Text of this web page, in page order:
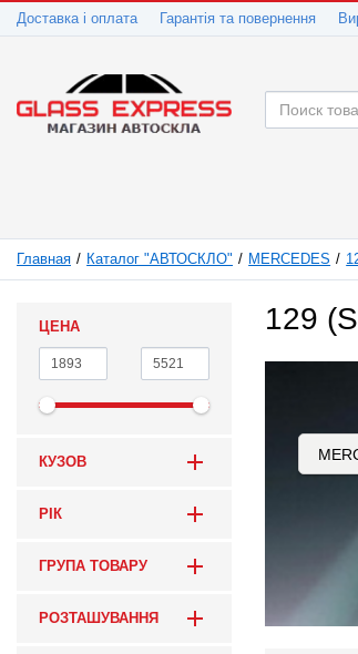
Доставка і оплата Гарантія та повернення
Главная Каталог "АВТОСКЛО" MERCEDES
ЦЕНА
КУЗОВ
РІК
ГРУПА ТОВАРУ
РОЗТАШУВАННЯ
129